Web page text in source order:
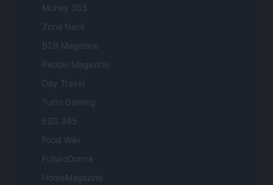
Money 365
Zona Nerd
B2B Magazine
People Magazine
Day Travel
Tutto Gaming
ESG 365
Food Wiki
FuturoDonna
HomeMagazine